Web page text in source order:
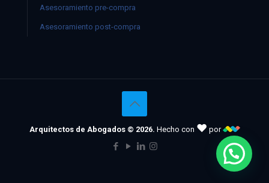
Asesoramiento pre-compra
Asesoramiento post-compra
Arquitectos de Abogados © 2026. Hecho con ♥ por